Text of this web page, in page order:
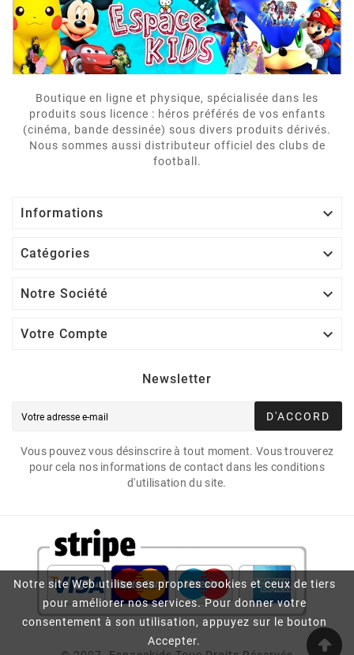
Notre site Web utilise ses propres cookies et ceux de tiers
pour améliorer nos services. Pour donner votre
consentement à son utilisation, appuyez sur le bouton
Accepter.
Boutique en ligne et physique, spécialisée dans les
produits sous licence : héros préférés de vos enfants
(cinéma, bande dessinée) sous divers produits dérivés.
Nous sommes aussi distributeur officiel des clubs de
football.
Informations 
Catégories 
Notre Société 
Votre Compte 
Newsletter
D'ACCORD
Vous pouvez vous désinscrire à tout moment. Vous trouverez
pour cela nos informations de contact dans les conditions
d'utilisation du site.